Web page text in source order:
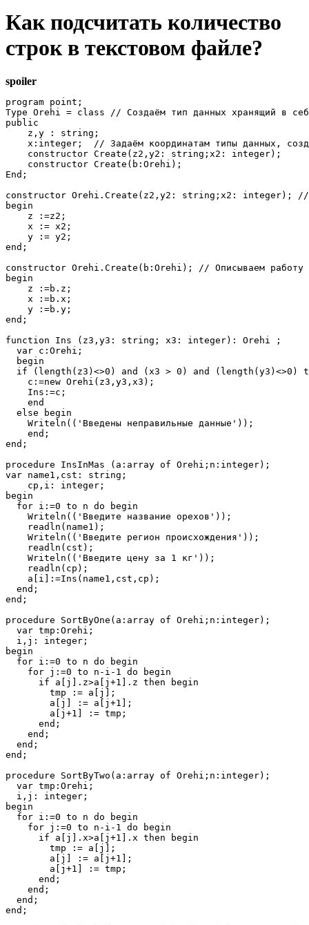
Как подсчитать количество
строк в текстовом файле?
spoiler
program point;
Type Orehi = class // Создаём тип данных хранящий в
public
    z,y : string;
x:integer;  // Задаём координатам типы данных,
    constructor Create(z2,y2: string;x2: integer);
    constructor Create(b:Orehi);
End;
constructor Orehi.Create(z2,y2: string;x2: integer); //
begin
    z :=z2;
    x := x2;
    y := y2;
end;
constructor Orehi.Create(b:Orehi); // Описываем работу
begin
    z :=b.z;
    x :=b.x;
    y :=b.y;
end;
function Ins (z3,y3: string; x3: integer): Orehi ;
  var c:Orehi;
  begin
if (length(z3)<>0) and (x3 > 0) and (length(y3)<>0)
    c:=new Orehi(z3,y3,x3);
    Ins:=c;
    end
  else begin
    Writeln(('Введены неправильные данные'));
    end;
end;
procedure InsInMas (a:array of Orehi;n:integer);
var name1,cst: string;
    cp,i: integer;
begin
  for i:=0 to n do begin
    Writeln(('Введите название орехов'));
    readln(name1);
    Writeln(('Введите регион происхождения'));
    readln(cst);
    Writeln(('Введите цену за 1 кг'));
    readln(cp);
    a[i]:=Ins(name1,cst,cp);
  end;
end;
procedure SortByOne(a:array of Orehi;n:integer);
  var tmp:Orehi;
  i,j: integer;
begin
  for i:=0 to n do begin
    for j:=0 to n-i-1 do begin
      if a[j].z>a[j+1].z then begin
        tmp := a[j];
        a[j] := a[j+1];
        a[j+1] := tmp;
      end;
    end;
  end;
end;
procedure SortByTwo(a:array of Orehi;n:integer);
  var tmp:Orehi;
  i,j: integer;
begin
  for i:=0 to n do begin
    for j:=0 to n-i-1 do begin
      if a[j].x>a[j+1].x then begin
        tmp := a[j];
        a[j] := a[j+1];
        a[j+1] := tmp;
      end;
    end;
  end;
end;